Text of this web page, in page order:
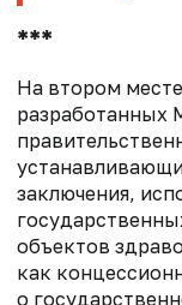
***
На втором
разработанных
заключения,
объектов
как
о